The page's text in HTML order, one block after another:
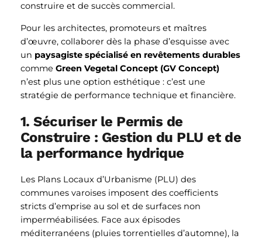
construire et de succès commercial.
Pour les architectes, promoteurs et maîtres
d’œuvre, collaborer dès la phase d’esquisse avec
un paysagiste spécialisé en revêtements durables
comme Green Vegetal Concept (GV Concept)
n’est plus une option esthétique : c’est une
stratégie de performance technique et financière.
1. Sécuriser le Permis de
Construire : Gestion du PLU et de
la performance hydrique
Les Plans Locaux d’Urbanisme (PLU) des
communes varoises imposent des coefficients
stricts d’emprise au sol et de surfaces non
imperméabilisées. Face aux épisodes
méditerranéens (pluies torrentielles d’automne), la